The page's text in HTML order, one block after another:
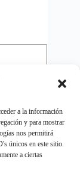
a la información
y para mostrar
nos permitirá
únicos en este sitio.
a ciertas